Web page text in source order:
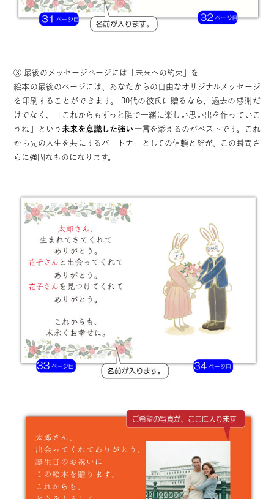
③ 最後のメッセージページには「未来への約束」を
絵本の最後のページには、あなたからの自由なオリジナルメッセージ
を印刷することができます。 30代の彼氏に贈るなら、過去の感謝だ
けでなく、「これからもずっと隣で一緒に楽しい思い出を作っていこ
うね」という 未来を意識した強い一言を添えるのがベストです。これ
から先の人生を共にするパートナーとしての信頼と絆が、この瞬間さ
らに強固なものになります。